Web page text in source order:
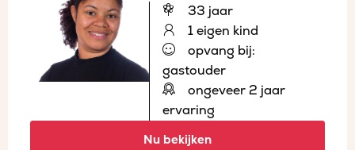
33 jaar
1 eigen kind
opvang bij:
gastouder
ongeveer 2 jaar
ervaring
Nu bekijken